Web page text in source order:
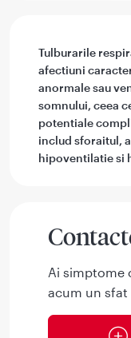
Tulburarile
afectiuni
anormale sau
somnului, ceea
potentiale
includ sforaitul,
hipoventilatie si
Ai simptome
acum un sfat